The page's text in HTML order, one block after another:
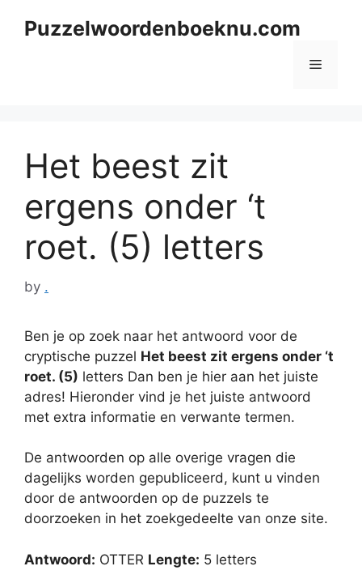
Puzzelwoordenboeknu.com
Menu
Het beest zit
ergens onder ‘t
roet. (5) letters
by .
Ben je op zoek naar het antwoord voor de
cryptische puzzel Het beest zit ergens onder ‘t
roet. (5) letters Dan ben je hier aan het juiste
adres! Hieronder vind je het juiste antwoord
met extra informatie en verwante termen.
De antwoorden op alle overige vragen die
dagelijks worden gepubliceerd, kunt u vinden
door de antwoorden op de puzzels te
doorzoeken in het zoekgedeelte van onze site.
Antwoord: OTTER Lengte: 5 letters